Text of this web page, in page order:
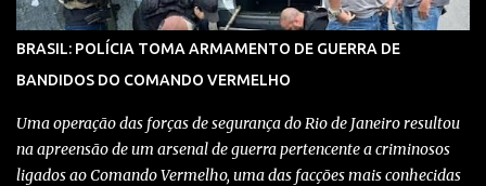
campanhas anticientíficas, atos de corrupção,
inconstitucionalidades por notáveis autoridades, fraudes e muito
perseguidos por políticos e seus assessores nos grupos de
WhatsApp! Garanta acesso ao nosso conteúdo clicando aqui , para
entrar no grupo do Whats...
BRASIL: POLÍCIA TOMA ARMAMENTO DE GUERRA DE
BANDIDOS DO COMANDO VERMELHO
Uma operação das forças de segurança do Rio de Janeiro resultou
na apreensão de um arsenal de guerra pertencente a criminosos
ligados ao Comando Vermelho, uma das facções mais conhecidas